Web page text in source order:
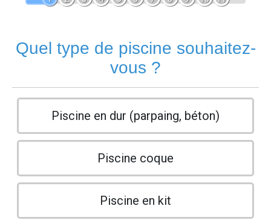
Quel type de piscine souhaitez-
vous ?
Piscine en dur (parpaing, béton)
Piscine coque
Piscine en kit